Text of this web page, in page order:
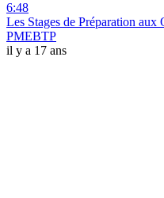
6:48
Les Stages de Préparation
PMEBTP
il y a 17 ans